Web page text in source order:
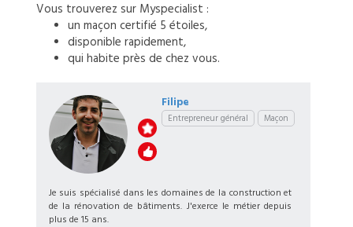
Vous trouverez sur Myspecialist :
un maçon certifié 5 étoiles,
disponible rapidement,
qui habite près de chez vous.
Filipe
Entrepreneur général Maçon
Je suis spécialisé dans les domaines de la construction et
de la rénovation de bâtiments. J'exerce le métier depuis
plus de 15 ans.